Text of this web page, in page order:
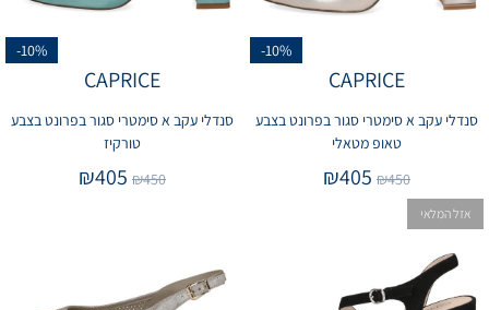
-10%
CAPRICE
סנדלי עקב א סימטרי סגור בפרונט בצבע
טאופ מטאלי
₪450
₪405
-10%
CAPRICE
סנדלי עקב א סימטרי סגור בפרונט בצבע
טורקיז
₪450
₪405
אזל המלאי